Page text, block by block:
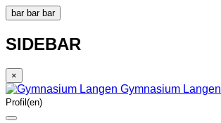
bar bar bar
SIDEBAR
×
Gymnasium Langen
Profil(en)